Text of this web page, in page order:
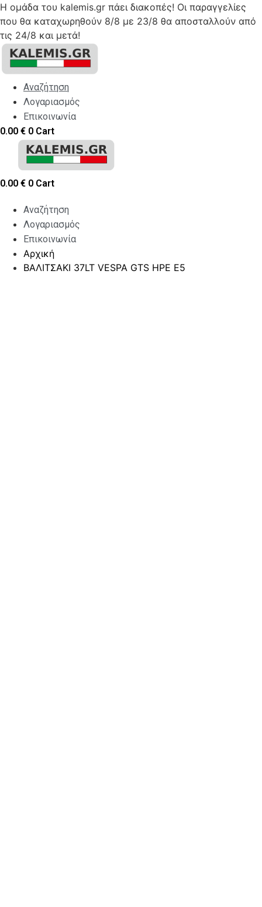
Η ομάδα του kalemis.gr πάει διακοπές! Οι παραγγελίες
που θα καταχωρηθούν 8/8 με 23/8 θα αποσταλλούν από
τις 24/8 και μετά!
Skip
content
Αναζήτηση
Λογαριασμός
Επικοινωνία
0.00 € 0 Cart
0.00 € 0 Cart
Αναζήτηση
Λογαριασμός
Επικοινωνία
Αρχική
ΒΑΛΙΤΣΑΚΙ 37LT VESPA GTS HPE E5